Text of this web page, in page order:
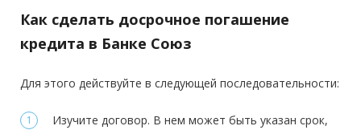
Как сделать досрочное погашение
кредита в Банке Союз
Для этого действуйте в следующей последовательности:
Изучите договор. В нем может быть указан срок,